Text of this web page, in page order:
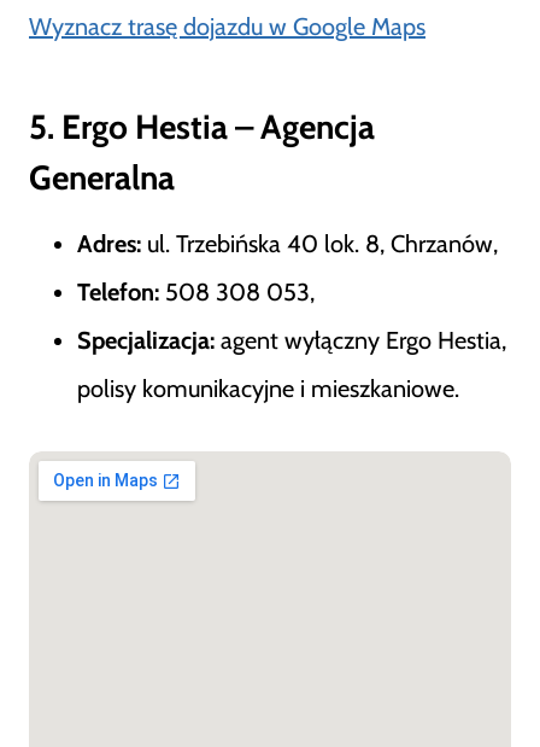
Wyznacz trasę dojazdu w Google Maps
5. Ergo Hestia – Agencja
Generalna
Adres: ul. Trzebińska 40 lok. 8, Chrzanów,
Telefon: 508 308 053,
Specjalizacja: agent wyłączny Ergo Hestia,
polisy komunikacyjne i mieszkaniowe.